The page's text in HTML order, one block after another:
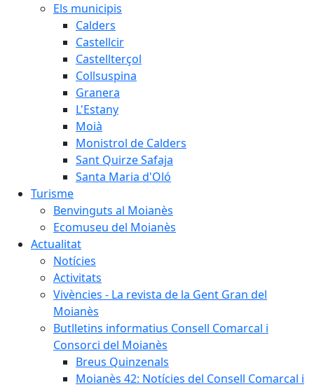
Els municipis
Calders
Castellcir
Castellterçol
Collsuspina
Granera
L'Estany
Moià
Monistrol de Calders
Sant Quirze Safaja
Santa Maria d'Oló
Turisme
Benvinguts al Moianès
Ecomuseu del Moianès
Actualitat
Notícies
Activitats
Vivències - La revista de la Gent Gran del
Moianès
Butlletins informatius Consell Comarcal i
Consorci del Moianès
Breus Quinzenals
Moianès 42: Notícies del Consell Comarcal i